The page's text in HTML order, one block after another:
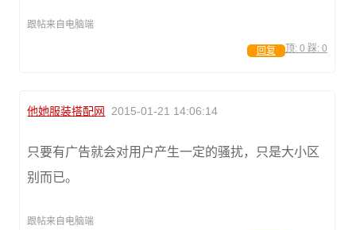
跟帖来自电脑端
顶: 0 踩: 0
回复
他她服装搭配网 2015-01-21 14:06:14
只要有广告就会对用户产生一定的骚扰，只是大小区
别而已。
跟帖来自电脑端